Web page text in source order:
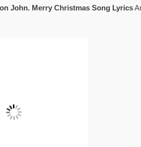
John. Merry Christmas Song Lyrics